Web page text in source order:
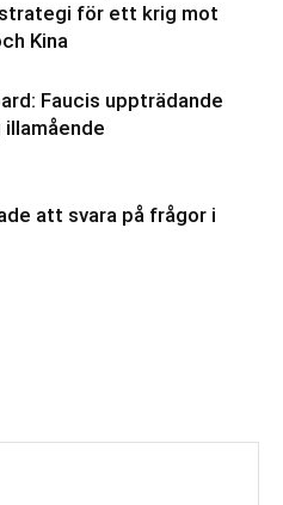
för ett krig mot
Kina
Faucis uppträdande
att svara på frågor i